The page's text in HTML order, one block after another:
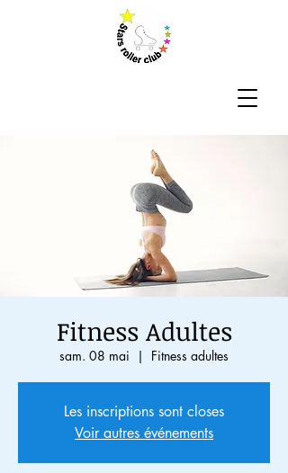
Fitness Adultes
sam. 08 mai
  |
Fitness adultes
Les inscriptions sont closes
Voir autres événements